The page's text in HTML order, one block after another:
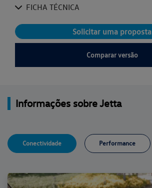
FICHA TÉCNICA
Solicitar uma proposta
Comparar versão
Informações sobre Jetta
Conectividade Performance